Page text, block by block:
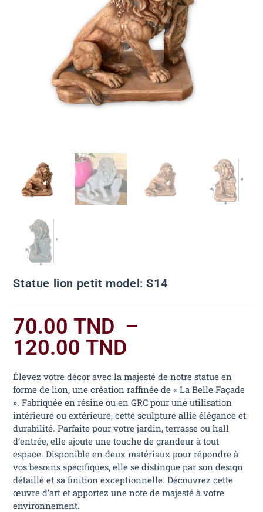
Statue lion petit model: S14
70.00TND –
120.00TND
Élevez votre décor avec la majesté de notre statue en
forme de lion, une création raffinée de « La Belle Façade
». Fabriquée en résine ou en GRC pour une utilisation
intérieure ou extérieure, cette sculpture allie élégance et
durabilité. Parfaite pour votre jardin, terrasse ou hall
d’entrée, elle ajoute une touche de grandeur à tout
espace. Disponible en deux matériaux pour répondre à
vos besoins spécifiques, elle se distingue par son design
détaillé et sa finition exceptionnelle. Découvrez cette
œuvre d’art et apportez une note de majesté à votre
environnement.